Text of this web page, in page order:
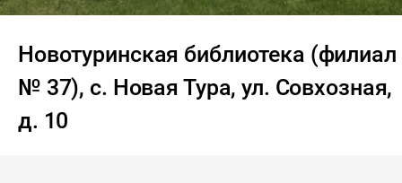
Новотуринская библиотека (филиал
№ 37), с. Новая Тура, ул. Совхозная,
д. 10